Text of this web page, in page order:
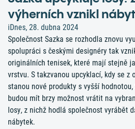
výherních vznikl
iDnes, 28. dubna 2024
Společnost Sazka se rozhodla znovu
spolupráci s českými designéry tak
originálních tenisek, které mají stejně
vrstvu. S takzvanou upcyklací, kdy se z
stanou nové produkty s vyšší
budou mít brzy možnost vrátit na
losy, z nichž hodlá společnost vyrábět
nábytek.